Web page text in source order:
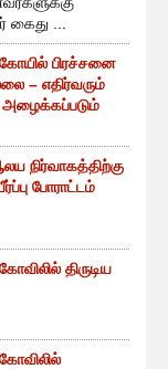
...
பிரச்சனை
– எதிர்வரும்
அழைக்கப்படும்
நிர்வாகத்திற்கு
போராட்டம்
திருடிய